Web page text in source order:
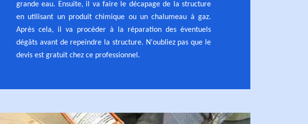
grande eau. Ensuite, il va faire le décapage de la structure
en utilisant un produit chimique ou un chalumeau à gaz.
Après cela, il va procéder à la réparation des éventuels
dégâts avant de repeindre la structure. N'oubliez pas que le
devis est gratuit chez ce professionnel.